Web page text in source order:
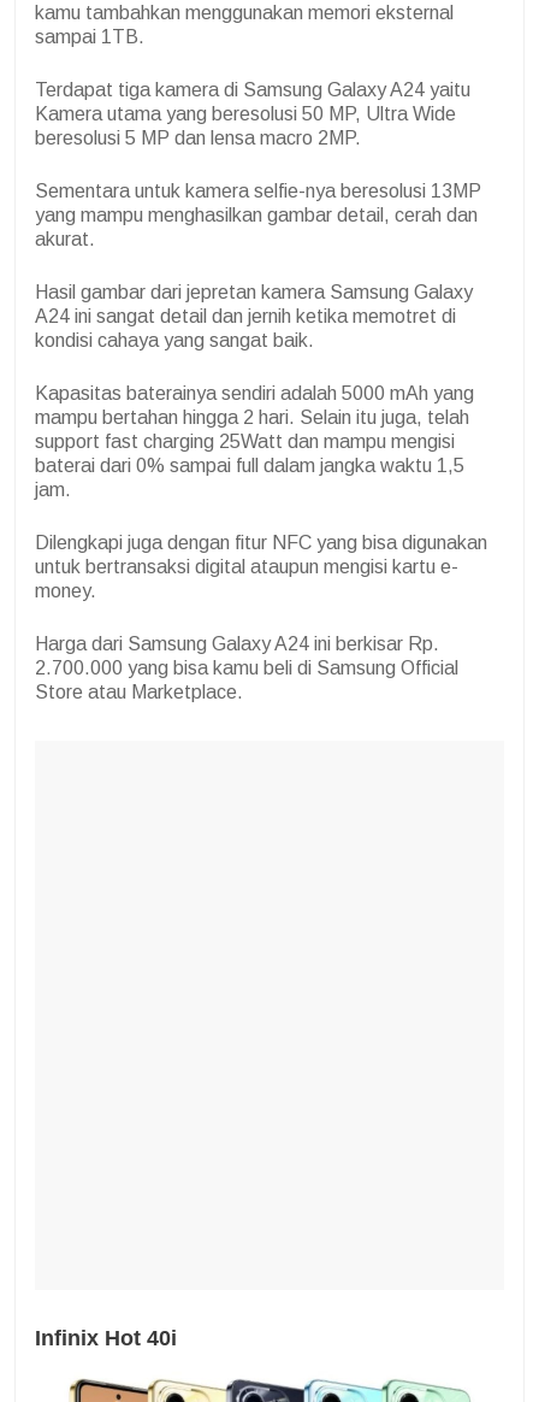
kamu tambahkan menggunakan memori eksternal
sampai 1TB.
Terdapat tiga kamera di Samsung Galaxy A24 yaitu
Kamera utama yang beresolusi 50 MP, Ultra Wide
beresolusi 5 MP dan lensa macro 2MP.
Sementara untuk kamera selfie-nya beresolusi 13MP
yang mampu menghasilkan gambar detail, cerah dan
akurat.
Hasil gambar dari jepretan kamera Samsung Galaxy
A24 ini sangat detail dan jernih ketika memotret di
kondisi cahaya yang sangat baik.
Kapasitas baterainya sendiri adalah 5000 mAh yang
mampu bertahan hingga 2 hari. Selain itu juga, telah
support fast charging 25Watt dan mampu mengisi
baterai dari 0% sampai full dalam jangka waktu 1,5
jam.
Dilengkapi juga dengan fitur NFC yang bisa digunakan
untuk bertransaksi digital ataupun mengisi kartu e-
money.
Harga dari Samsung Galaxy A24 ini berkisar Rp.
2.700.000 yang bisa kamu beli di Samsung Official
Store atau Marketplace.
Infinix Hot 40i